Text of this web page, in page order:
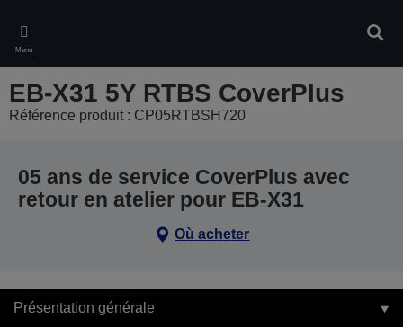
main
content
Menu
EB-X31 5Y RTBS CoverPlus
Référence produit : CP05RTBSH720
05 ans de service CoverPlus avec
retour en atelier pour EB-X31
Où acheter
Présentation générale